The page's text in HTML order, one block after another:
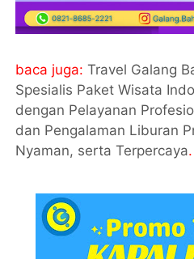
baca juga:Travel Galang
Spesialis Paket Wisata
dengan Pelayanan
dan Pengalaman Liburan
Nyaman, serta Terpercaya.